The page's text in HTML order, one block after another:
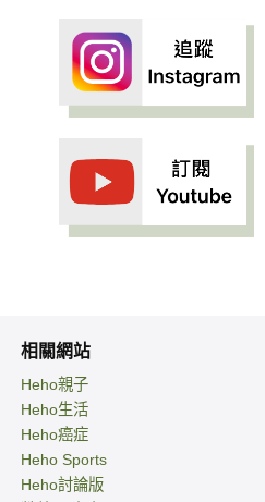
相關網站
Heho親子
Heho生活
Heho癌症
Heho Sports
Heho討論版